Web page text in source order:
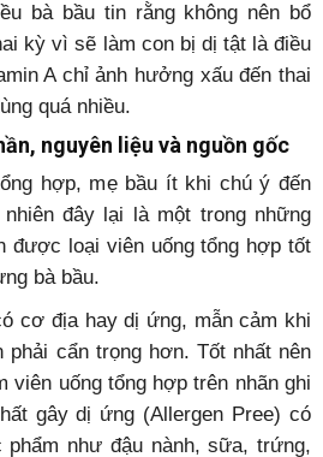
bà bầu tin rằng không nên bổ
kỳ vì sẽ làm con bị dị tật là điều
A chỉ ảnh hưởng xấu đến thai
quá nhiều.
nguyên liệu và nguồn gốc
hợp, mẹ bầu ít khi chú ý đến
đây lại là một trong những
được loại viên uống tổng hợp tốt
bà bầu.
cơ địa hay dị ứng, mẫn cảm khi
phải cẩn trọng hơn. Tốt nhất nên
viên uống tổng hợp trên nhãn ghi
gây dị ứng (Allergen Pree) có
như đậu nành, sữa, trứng,